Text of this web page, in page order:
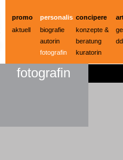
promo
aktuell
personalis
biografie
autorin
fotografin
concipere
konzepte &
beratung
kuratorin
fotografin